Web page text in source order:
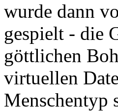
wurde dann
gespielt - die
göttlichen
virtuellen
Menschentyp